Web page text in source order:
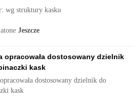
wg struktury kasku
Jeszcze
opracowała dostosowany dzielnik
kask
opracowała dostosowany dzielnik do
kask